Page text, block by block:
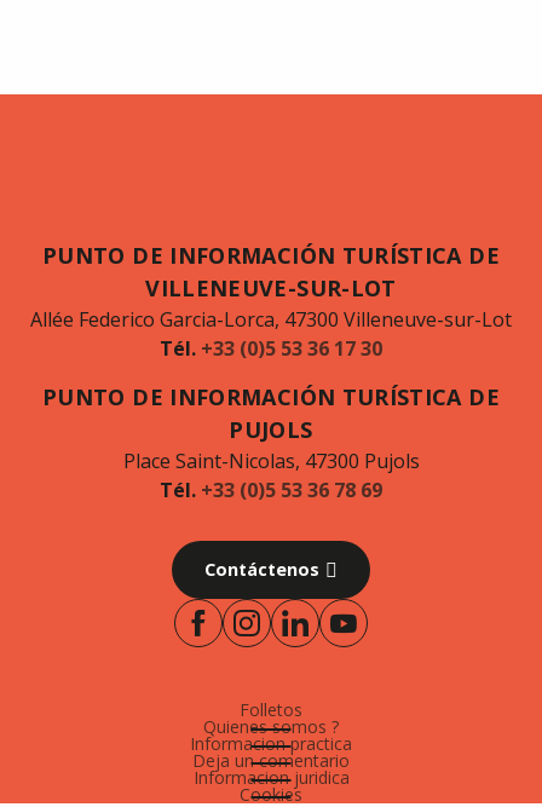
PUNTO DE INFORMACIÓN TURÍSTICA DE
VILLENEUVE-SUR-LOT
Allée Federico Garcia-Lorca, 47300 Villeneuve-sur-Lot
Tél. +33 (0)5 53 36 17 30
PUNTO DE INFORMACIÓN TURÍSTICA DE
PUJOLS
Place Saint-Nicolas, 47300 Pujols
Tél. +33 (0)5 53 36 78 69
Contáctenos
Folletos
Quienes somos ?
Informacion practica
Deja un comentario
Informacion juridica
Cookies